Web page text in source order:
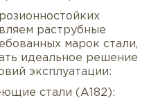
Отзывы/
раструбные
марок стали,
идеальное решение
эксплуатации:
стали (A182):